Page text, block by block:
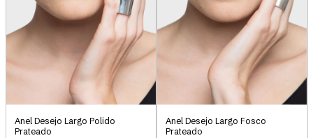
Anel Desejo Largo Polido
Prateado
Anel Desejo Largo Fosco
Prateado